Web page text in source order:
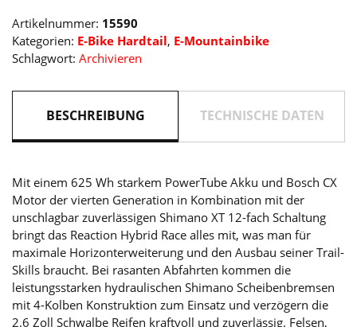
625
Menge
Artikelnummer: 15590
Kategorien: E-Bike Hardtail, E-Mountainbike
Schlagwort: Archivieren
BESCHREIBUNG TECHNISCHE DATEN
Mit einem 625 Wh starkem PowerTube Akku und Bosch CX
Motor der vierten Generation in Kombination mit der
unschlagbar zuverlässigen Shimano XT 12-fach Schaltung
bringt das Reaction Hybrid Race alles mit, was man für
maximale Horizonterweiterung und den Ausbau seiner Trail-
Skills braucht. Bei rasanten Abfahrten kommen die
leistungsstarken hydraulischen Shimano Scheibenbremsen
mit 4-Kolben Konstruktion zum Einsatz und verzögern die
2.6 Zoll Schwalbe Reifen kraftvoll und zuverlässig. Felsen,